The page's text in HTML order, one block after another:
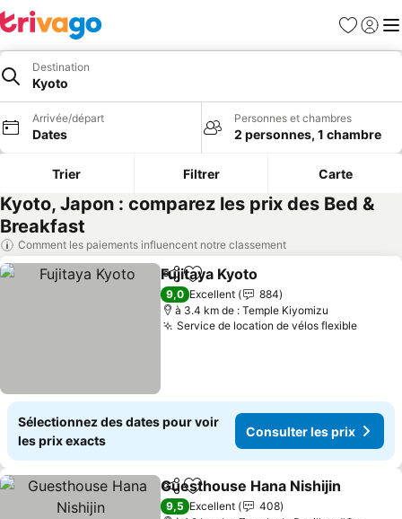
Favoris
Se
Destination
Kyoto
Arrivée/départ
Dates
Personnes et chambres
2 personnes, 1 chambre
Trier Filtrer Carte
Kyoto, Japon : comparez les prix des Bed &
Breakfast
Comment les paiements influencent notre classement
PartagerAjouter à mes favoris
Fujitaya Kyoto
9,0 Excellent
884
à 3.4 km de : Temple Kiyomizu
Service de location de vélos flexible
Sélectionnez des dates pour voir
les prix exacts
Consulter les prix
PartagerAjouter à mes favoris
Guesthouse Hana Nishijin
9,5 Excellent
408